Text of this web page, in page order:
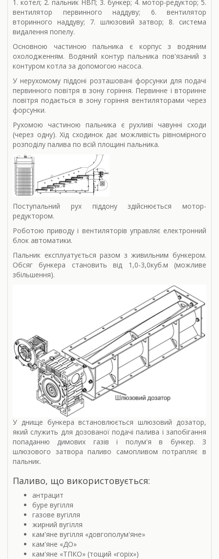
1. котел; 2. пальник НВП; 3. бункер; 4. мотор-редуктор; 5.
вентилятор первинного наддуву; 6. вентилятор
вторинного наддуву; 7. шлюзовий затвор; 8. система
видалення попелу.
Основною частиною пальника є корпус з водяним
охолодженням. Водяний контур пальника пов'язаний з
контуром котла за допомогою насоса.
У нерухомому піддоні розташовані форсунки для подачі
первинного повітря в зону горіння. Первинне і вторинне
повітря подається в зону горіння вентиляторами через
форсунки.
Рухомою частиною пальника є рухливі чавунні сходи
(через одну). Хід сходинок дає можливість рівномірного
розподілу палива по всій площині пальника.
Поступальний рух піддону здійснюється мотор-
редуктором.
Роботою приводу і вентиляторів управляє електронний
блок автоматики.
Пальник експлуатується разом з живильним бункером.
Обсяг бункера становить від 1,0-3,0куб.м (можливе
збільшення).
У днище бункера встановлюється шлюзовий дозатор,
який служить для дозованої подачі палива і запобігання
попаданню димових газів і полум'я в бункер. З
шлюзового затвора паливо самопливом потрапляє в
пальник.
Паливо, що використовується:
антрацит
буре вугілля
газове вугілля
жирний вугілля
кам'яне вугілля «довгополум'яне»
кам'яне «ДО»
кам'яне «ТПКО» (тощий «горіх»)